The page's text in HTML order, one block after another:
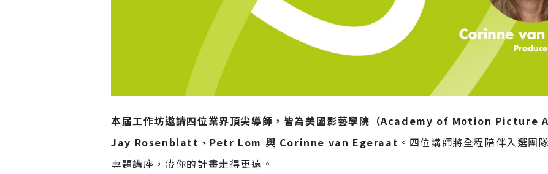
本屆工作坊邀請四位業界頂尖導師，皆為美國影藝學院（Academy of Motion
Jay Rosenblatt、Petr Lom 與 Corinne van Egeraat 。四位講師將全程陪伴入選團
專題講座，帶你的計畫走得更遠。